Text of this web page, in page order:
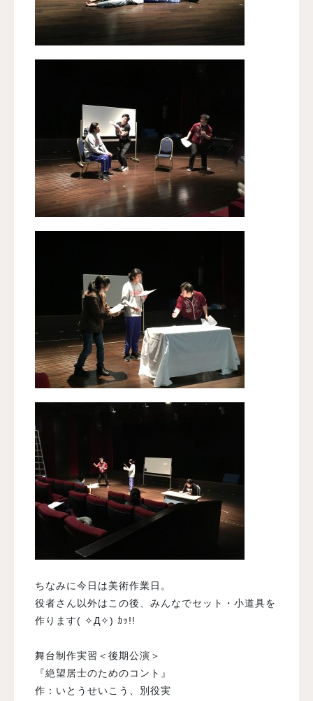
ちなみに今日は美術作業日。
役者さん以外はこの後、みんなでセット・小道具を
作ります( ✧Д✧) ｶｯ!!
舞台制作実習＜後期公演＞
『絶望居士のためのコント』
作：いとうせいこう、別役実